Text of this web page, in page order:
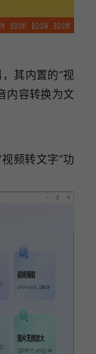
其内置的“视
内容转换为文
频转文字”功